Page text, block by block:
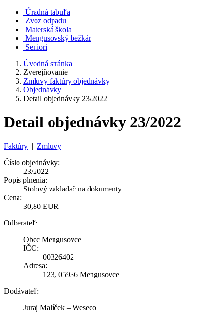
Úradná tabuľa
Zvoz odpadu
Materská škola
Mengusovský bežkár
Seniori
Úvodná stránka
Zverejňovanie
Zmluvy faktúry objednávky
Objednávky
Detail objednávky 23/2022
Detail objednávky 23/2022
Faktúry | Zmluvy
Číslo objednávky:
23/2022
Popis plnenia:
Stolový zakladač na dokumenty
Cena:
30,80 EUR
Odberateľ:
Obec Mengusovce
IČO:
00326402
Adresa:
123, 05936 Mengusovce
Dodávateľ:
Juraj Malíček – Weseco